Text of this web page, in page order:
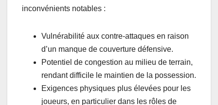
inconvénients notables :
Vulnérabilité aux contre-attaques en raison
d’un manque de couverture défensive.
Potentiel de congestion au milieu de terrain,
rendant difficile le maintien de la possession.
Exigences physiques plus élevées pour les
joueurs, en particulier dans les rôles de